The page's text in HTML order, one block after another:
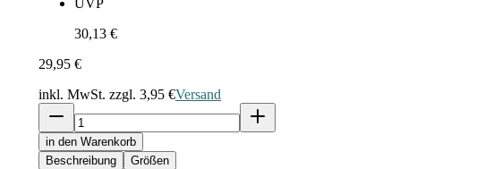
UVP
30,13 €
29,95 €
inkl. MwSt. zzgl. 3,95 €Versand
in den Warenkorb
Beschreibung
Größen